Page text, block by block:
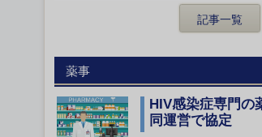
記事一覧
薬事
HIV感染症専門の
同運営で協定